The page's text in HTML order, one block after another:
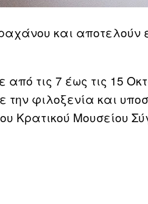
και αποτελούν
τις 7 έως τις 15
φιλοξενία και
Κρατικού Μουσείου